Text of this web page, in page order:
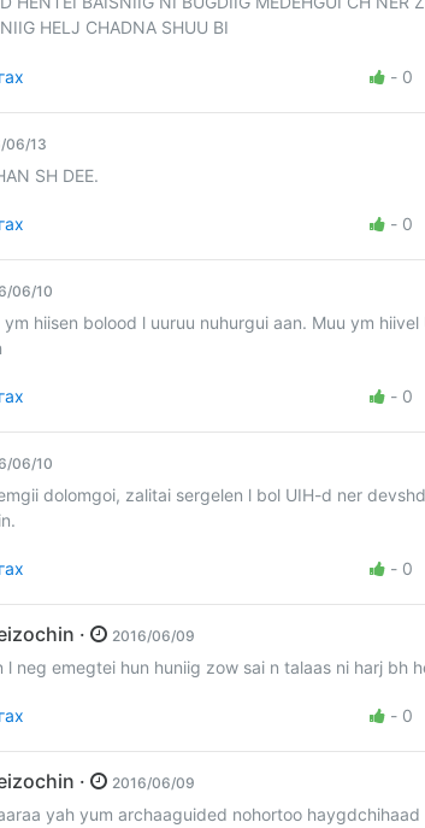
HELJ CHADNA SHUU BI
- 0
06/13
SH DEE.
- 0
06/10
hiisen bolood l uuruu nuhurgui aan. Muu ym hiivel
- 0
06/10
dolomgoi, zalitai sergelen l bol UIH-d ner
- 0
saihansetgelteizochin · 2016/06/09
l neg emegtei hun huniig zow sai n talaas ni harj bh
- 0
saihansetgelteizochin · 2016/06/09
yah yum archaaguided nohortoo haygdchihaad